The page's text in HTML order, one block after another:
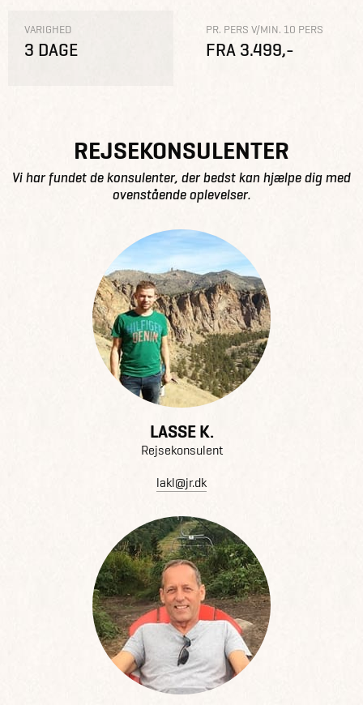
VARIGHED
3 DAGE
PR. PERS V/MIN. 10 PERS
FRA 3.499,-
REJSEKONSULENTER
Vi har fundet de konsulenter, der bedst kan hjælpe dig med
ovenstående oplevelser.
LASSE K.
Rejsekonsulent
lakl@jr.dk